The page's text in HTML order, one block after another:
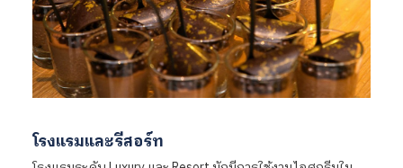
โรงแรมและรีสอร์ท